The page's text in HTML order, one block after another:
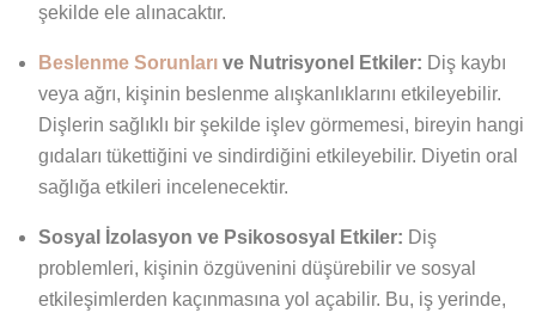
şekilde ele alınacaktır.
Beslenme Sorunları ve Nutrisyonel Etkiler: Diş kaybı
veya ağrı, kişinin beslenme alışkanlıklarını etkileyebilir.
Dişlerin sağlıklı bir şekilde işlev görmemesi, bireyin hangi
gıdaları tükettiğini ve sindirdiğini etkileyebilir. Diyetin oral
sağlığa etkileri incelenecektir.
Sosyal İzolasyon ve Psikososyal Etkiler: Diş
problemleri, kişinin özgüvenini düşürebilir ve sosyal
etkileşimlerden kaçınmasına yol açabilir. Bu, iş yerinde,